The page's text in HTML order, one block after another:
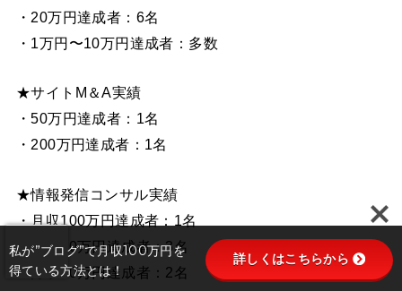
・20万円達成者：6名
・1万円〜10万円達成者：多数
★サイトM＆A実績
・50万円達成者：1名
・200万円達成者：1名
★情報発信コンサル実績
・月収100万円達成者：1名
・月収50万円達成者：3名
・月収30万円達成者：2名
私が”ブログ”で月収100万円を
得ている方法とは！
詳しくはこちらから